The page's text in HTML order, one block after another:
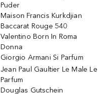
Puder
Maison Francis Kurkdjian
Baccarat Rouge 540
Valentino Born In Roma
Donna
Giorgio Armani Si Parfum
Jean Paul Gaultier Le Male Le
Parfum
Douglas Gutschein